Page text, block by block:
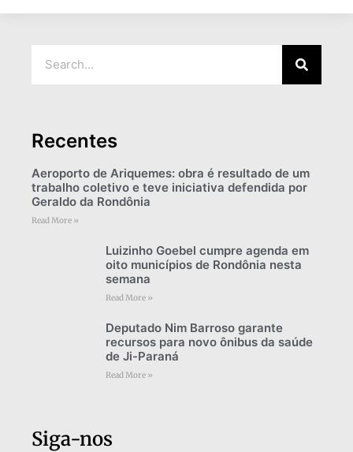
Recentes
Aeroporto de Ariquemes: obra é resultado de um
trabalho coletivo e teve iniciativa defendida por
Geraldo da Rondônia
Read More »
Luizinho Goebel cumpre agenda em
oito municípios de Rondônia nesta
semana
Read More »
Deputado Nim Barroso garante
recursos para novo ônibus da saúde
de Ji-Paraná
Read More »
Siga-nos